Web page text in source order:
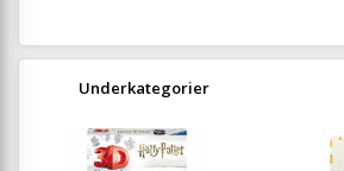
Underkategorier